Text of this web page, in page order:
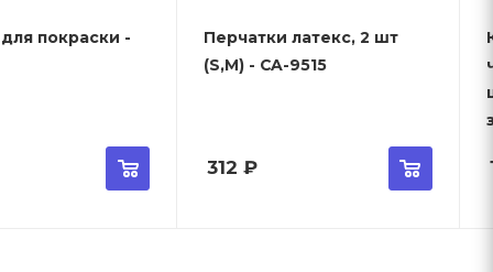
покраски -
Перчатки латекс, 2 шт
(S,M) - CA-9515
312 ₽